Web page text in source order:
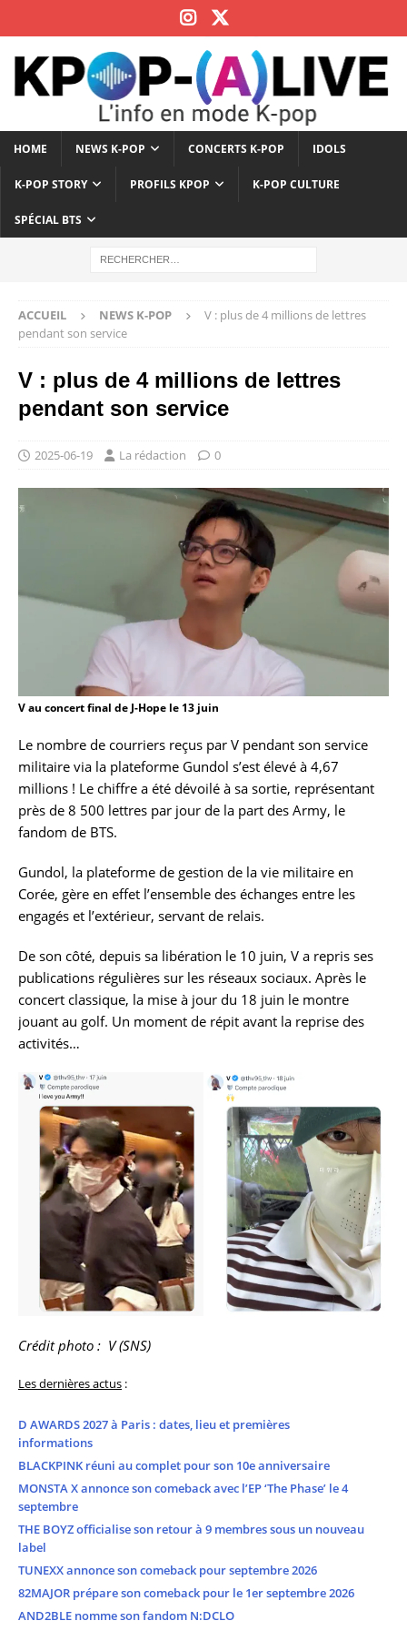
HOME NEWS K-POP CONCERTS K-POP IDOLS
K-POP STORY PROFILS KPOP K-POP CULTURE
SPÉCIAL BTS
ACCUEIL NEWS K-POP
V : plus de 4 millions de lettres
pendant son service
V : plus de 4 millions de lettres
pendant son service
2025-06-19 La rédaction 0
V au concert final de J-Hope le 13 juin
Le nombre de courriers reçus par V pendant son service
militaire via la plateforme Gundol s’est élevé à 4,67
millions ! Le chiffre a été dévoilé à sa sortie, représentant
près de 8 500 lettres par jour de la part des Army, le
fandom de BTS.
Gundol, la plateforme de gestion de la vie militaire en
Corée, gère en effet l’ensemble des échanges entre les
engagés et l’extérieur, servant de relais.
De son côté, depuis sa libération le 10 juin, V a repris ses
publications régulières sur les réseaux sociaux. Après le
concert classique, la mise à jour du 18 juin le montre
jouant au golf. Un moment de répit avant la reprise des
activités…
Crédit photo : V (SNS)
Les dernières actus :
D AWARDS 2027 à Paris : dates, lieu et premières
informations
BLACKPINK réuni au complet pour son 10e anniversaire
MONSTA X annonce son comeback avec l’EP ‘The Phase’ le 4
septembre
THE BOYZ officialise son retour à 9 membres sous un nouveau
label
TUNEXX annonce son comeback pour septembre 2026
82MAJOR prépare son comeback pour le 1er septembre 2026
AND2BLE nomme son fandom N:DCLO